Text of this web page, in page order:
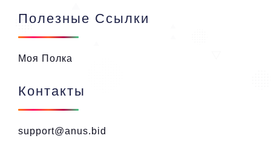
Полезные Ссылки
Моя Полка
Контакты
support@anus.bid